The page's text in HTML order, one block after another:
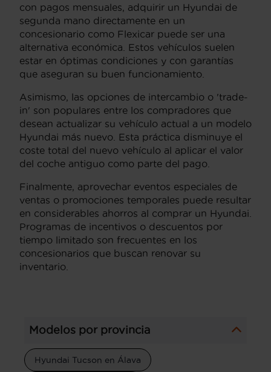
con pagos mensuales, adquirir un Hyundai de
segunda mano directamente en un
concesionario como Flexicar puede ser una
alternativa económica. Estos vehículos suelen
estar en óptimas condiciones y con garantías
que aseguran su buen funcionamiento.
Asimismo, las opciones de intercambio o 'trade-
in' son populares entre los compradores que
desean actualizar su vehículo actual a un modelo
Hyundai más nuevo. Esta práctica disminuye el
coste total del nuevo vehículo al aplicar el valor
del coche antiguo como parte del pago.
Finalmente, aprovechar eventos especiales de
ventas o promociones temporales puede resultar
en considerables ahorros al comprar un Hyundai.
Programas de incentivos o descuentos por
tiempo limitado son frecuentes en los
concesionarios que buscan renovar su
inventario.
Modelos por provincia
Hyundai Tucson en Álava